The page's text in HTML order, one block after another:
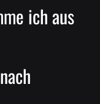
ich aus